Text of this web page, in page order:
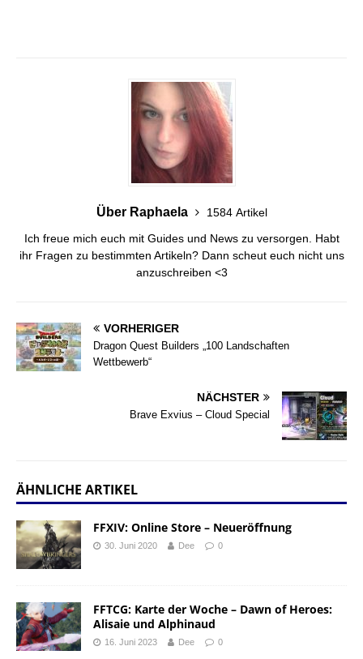
Über Raphaela
1584 Artikel
Ich freue mich euch mit Guides und News zu versorgen. Habt
ihr Fragen zu bestimmten Artikeln? Dann scheut euch nicht uns
anzuschreiben <3
VORHERIGER
Dragon Quest Builders „100 Landschaften
Wettbewerb“
NÄCHSTER
Brave Exvius – Cloud Special
ÄHNLICHE ARTIKEL
FFXIV: Online Store – Neueröffnung
30. Juni 2020 Dee 0
FFTCG: Karte der Woche – Dawn of Heroes:
Alisaie und Alphinaud
16. Juni 2023 Dee 0